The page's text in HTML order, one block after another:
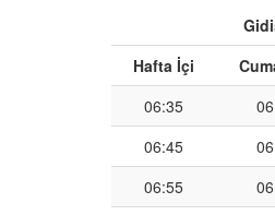
Hafta İçi
06:35
06:45
06:55